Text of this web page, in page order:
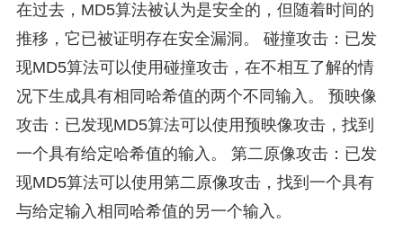
在过去，MD5算法被认为是安全的，但随着时间的
推移，它已被证明存在安全漏洞。 碰撞攻击：已发
现MD5算法可以使用碰撞攻击，在不相互了解的情
况下生成具有相同哈希值的两个不同输入。 预映像
攻击：已发现MD5算法可以使用预映像攻击，找到
一个具有给定哈希值的输入。 第二原像攻击：已发
现MD5算法可以使用第二原像攻击，找到一个具有
与给定输入相同哈希值的另一个输入。